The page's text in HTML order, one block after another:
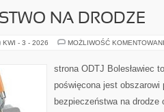
NA DRODZE
KWI - 3 - 2026 MOŻLIWOŚĆ
strona ODTJ Bolesławiec
poświęcona jest obszarowi
bezpieczeństwa na drodze